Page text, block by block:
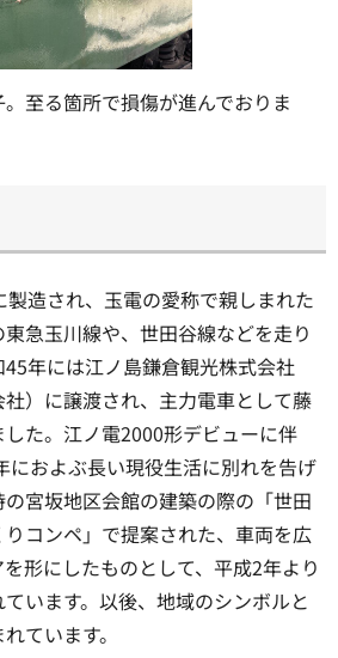
至る箇所で損傷が進んでおりま
製造され、玉電の愛称で親しまれた
急玉川線や、世田谷線などを走り
年には江ノ島鎌倉観光株式会社
社）に譲渡され、主力電車として藤
た。江ノ電2000形デビューに伴
におよぶ長い現役生活に別れを告げ
宮坂地区会館の建築の際の「世田
コンペ」で提案された、車両を広
形にしたものとして、平成2年より
います。以後、地域のシンボルと
ています。